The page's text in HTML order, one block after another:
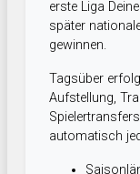
erste Liga
später
gewinnen.
Tagsüber
Aufstellung,
automatisch